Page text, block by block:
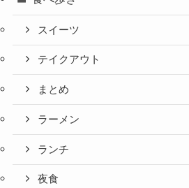
スイーツ
テイクアウト
まとめ
ラーメン
ランチ
夜食